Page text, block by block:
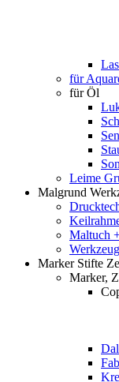
für
für Öl
Leime
Malgrund
Maltuch
Werkzeug
Marker Stifte
Marker,